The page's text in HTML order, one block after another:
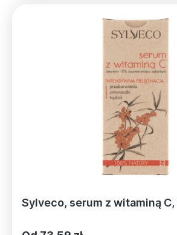
Sylveco, serum z witaminą